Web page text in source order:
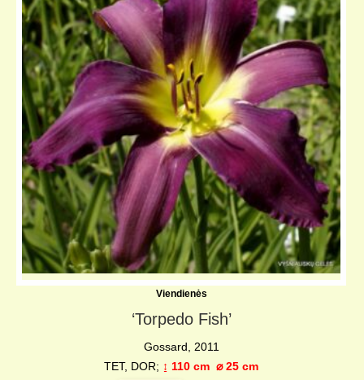
Viendienės
‘Torpedo Fish’
Gossard, 2011
TET, DOR; ↨ 110 cm ⌀25 cm